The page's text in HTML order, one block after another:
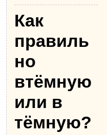
Как
правиль
но
втёмную
или в
тёмную?